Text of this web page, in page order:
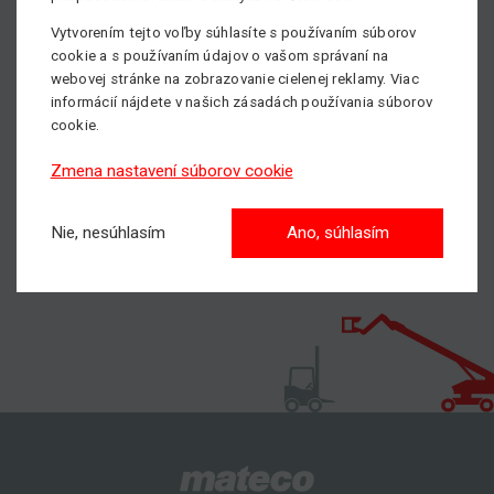
prijateľných obchodných podmienok a konkurencie
schopných re-rent sadzieb dodávame Special Equipment s
lokálnymi certifikátmi za prijateľné prepravné náklady.
Vytvorením tejto voľby súhlasíte s používaním súborov
cookie a s používaním údajov o vašom správaní na
webovej stránke na zobrazovanie cielenej reklamy. Viac
informácií nájdete v našich zásadách používania súborov
cookie.
Zmena nastavení súborov cookie
Nie, nesúhlasím Ano, súhlasím